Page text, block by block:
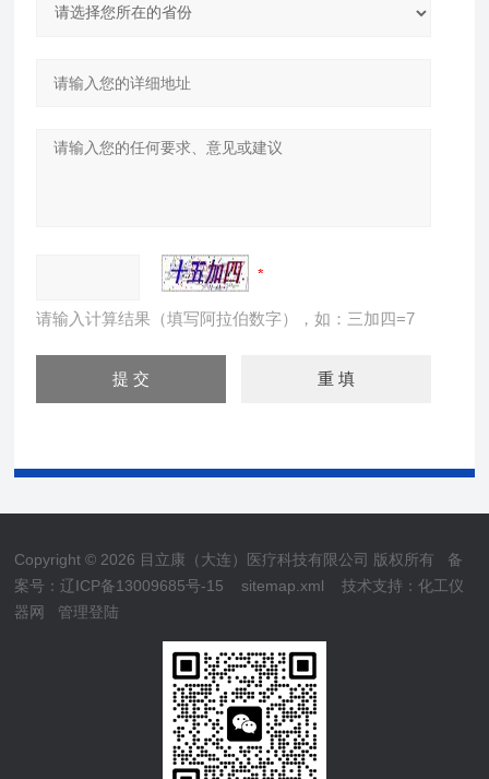
请输入计算结果（填写阿拉伯数字），如：三加四=7
Copyright © 2026 目立康（大连）医疗科技有限公司 版权所有 备
案号：辽ICP备13009685号-15
sitemap.xml 技术支持：化工仪
器网
管理登陆